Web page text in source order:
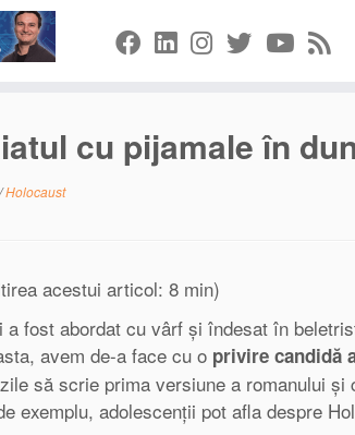
cu pijamale în
/Holocaust
acestui articol: 8 min)
a fost abordat cu vârf și îndesat în
avem de-a face cu o privire candidă
să scrie prima versiune a romanului
exemplu, adolescenții pot afla despre